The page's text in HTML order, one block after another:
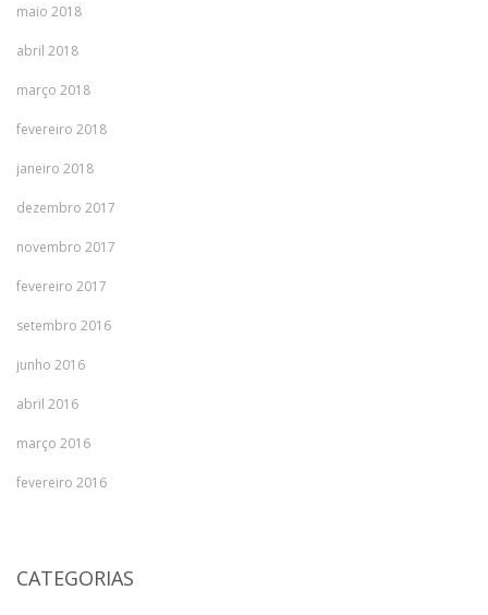
maio 2018
abril 2018
março 2018
fevereiro 2018
janeiro 2018
dezembro 2017
novembro 2017
fevereiro 2017
setembro 2016
junho 2016
abril 2016
março 2016
fevereiro 2016
CATEGORIAS